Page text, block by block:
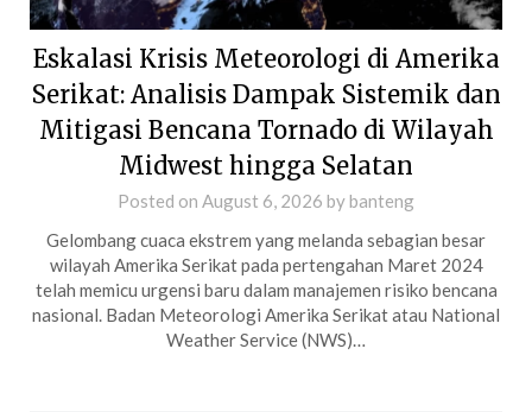
Eskalasi Krisis Meteorologi di Amerika
Serikat: Analisis Dampak Sistemik dan
Mitigasi Bencana Tornado di Wilayah
Midwest hingga Selatan
Posted on August 6, 2026 bybanteng
Gelombang cuaca ekstrem yang melanda sebagian besar
wilayah Amerika Serikat pada pertengahan Maret 2024
telah memicu urgensi baru dalam manajemen risiko bencana
nasional. Badan Meteorologi Amerika Serikat atau National
Weather Service (NWS)…